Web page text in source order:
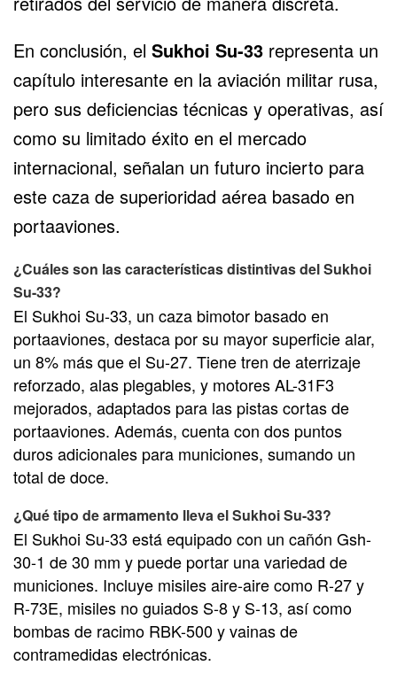
En conclusión, el Sukhoi Su-33 representa un
capítulo interesante en la aviación militar rusa,
pero sus deficiencias técnicas y operativas, así
como su limitado éxito en el mercado
internacional, señalan un futuro incierto para
este caza de superioridad aérea basado en
portaaviones.
¿Cuáles son las características distintivas del Sukhoi
Su-33?
El Sukhoi Su-33, un caza bimotor basado en
portaaviones, destaca por su mayor superficie alar,
un 8% más que el Su-27. Tiene tren de aterrizaje
reforzado, alas plegables, y motores AL-31F3
mejorados, adaptados para las pistas cortas de
portaaviones. Además, cuenta con dos puntos
duros adicionales para municiones, sumando un
total de doce.
¿Qué tipo de armamento lleva el Sukhoi Su-33?
El Sukhoi Su-33 está equipado con un cañón Gsh-
30-1 de 30 mm y puede portar una variedad de
municiones. Incluye misiles aire-aire como R-27 y
R-73E, misiles no guiados S-8 y S-13, así como
bombas de racimo RBK-500 y vainas de
contramedidas electrónicas.